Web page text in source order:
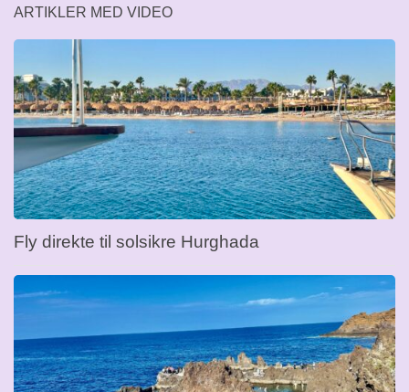
ARTIKLER MED VIDEO
Fly direkte til solsikre Hurghada